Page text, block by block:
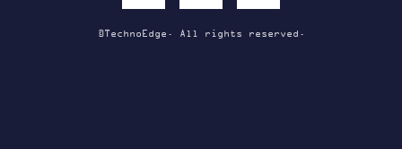
©TechnoEdge. All rights reserved.